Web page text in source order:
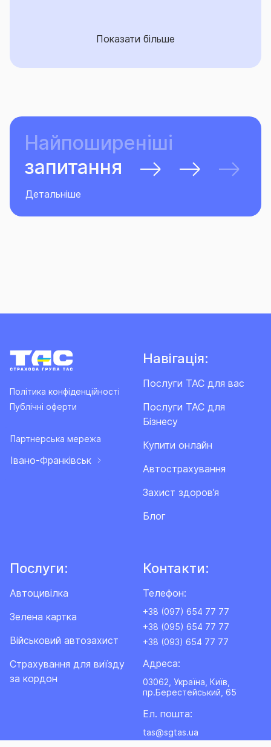
Показати більше
Найпоширеніші
запитання
Детальніше
Політика конфіденційності
Публічні оферти
Партнерська мережа
Івано-Франківськ
Навігація:
Послуги ТАС для вас
Послуги ТАС для
Бізнесу
Купити онлайн
Автострахування
Захист здоров’я
Блог
Послуги:
Автоцивілка
Зелена картка
Військовий автозахист
Cтрахування для виїзду
за кордон
Контакти:
Телефон:
+38 (097) 654 77 77
+38 (095) 654 77 77
+38 (093) 654 77 77
Адреса:
03062, Україна, Київ,
пр.Берестейський, 65
Ел. пошта:
tas@sgtas.ua